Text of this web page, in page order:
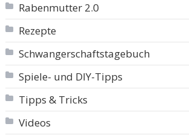
Rabenmutter 2.0
Rezepte
Schwangerschaftstagebuch
Spiele- und DIY-Tipps
Tipps & Tricks
Videos